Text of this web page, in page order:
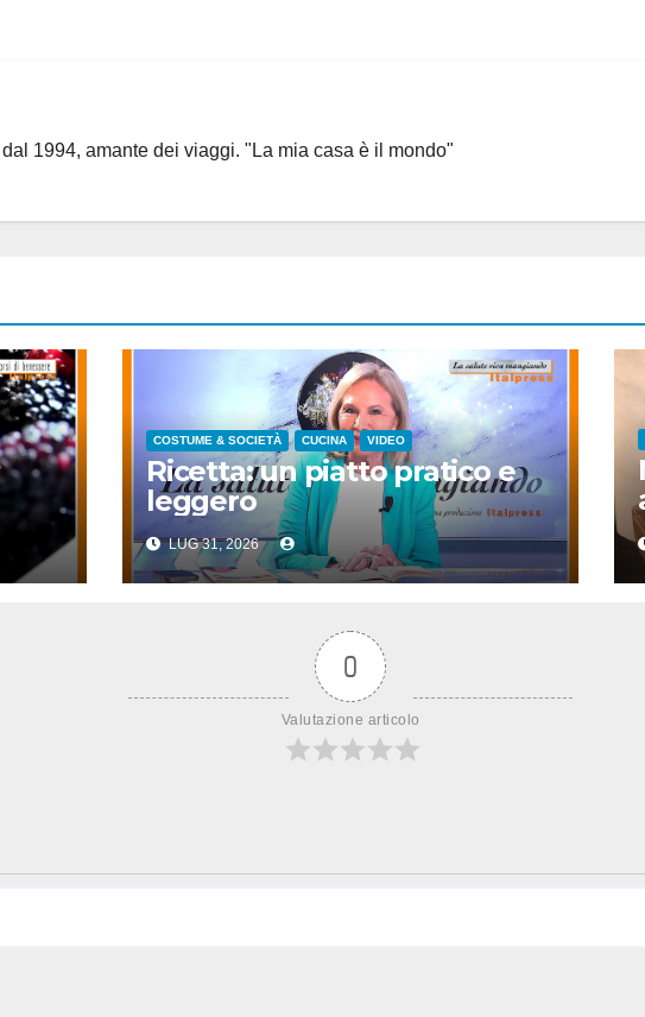
1994, amante dei viaggi. "La mia casa è il mondo"
COSTUME & SOCIETÀ CUCINA VIDEO
Ricetta: un piatto pratico e
leggero
LUG 31, 2026
0
Valutazione articolo